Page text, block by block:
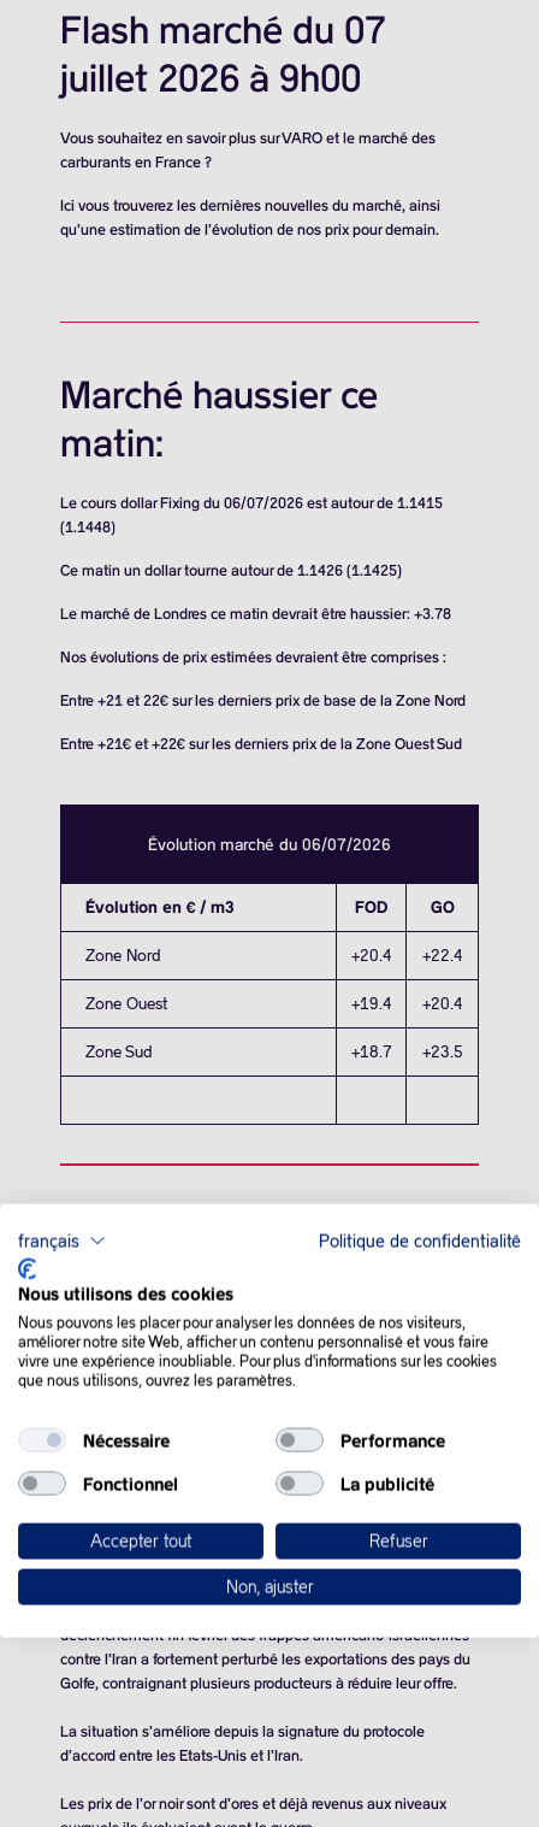
Flash marché du 07
juillet 2026 à 9h00
Vous souhaitez en savoir plus sur VARO et le marché des
carburants en France ?
Ici vous trouverez les dernières nouvelles du marché, ainsi
qu’une estimation de l’évolution de nos prix pour demain.
Marché haussier ce
matin:
Le cours dollar Fixing du 06/07/2026 est autour de 1.1415
(1.1448)
Ce matin un dollar tourne autour de 1.1426 (1.1425)
Le marché de Londres ce matin devrait être haussier: +3.78
Nos évolutions de prix estimées devraient être comprises :
Entre +21 et 22€ sur les derniers prix de base de la Zone Nord
Entre +21€ et +22€ sur les derniers prix de la Zone Ouest Sud
Évolution marché du 06/07/2026
Évolution en € / m3 FOD GO
Zone Nord +20.4 +22.4
Zone Ouest +19.4 +20.4
Zone Sud +18.7 +23.5
QUE SE PASSE-T-IL
DANS LE MONDE :
Les cours du pétrole sont restés calmes lundi, pas surpris par
une nouvelle hausse des quotas de production de l’Opep+ en
plein déblocage progressif de la navigation dans le détroit
L’Arabie Saoudite, la Russie, et cinq autres membres de
l’Organisation des pays exportateurs de pétrole et ses alliés
quotas de production de pétrole, de
188.000 barils par jour
partir d’août.
La quasi-paralysie de ce goulet d’étranglement après le
déclenchement fin février des frappes américano-israéliennes
contre l’Iran a fortement perturbé les exportations des pays du
Golfe, contraignant plusieurs producteurs à réduire leur offre.
La situation s’améliore depuis la signature du protocole
d’accord entre les Etats-Unis et l’Iran.
Les prix de l’or noir sont d’ores et déjà revenus aux niveaux
français Politique de confidentialité
Nous utilisons des cookies
Nous pouvons les placer pour analyser les données de nos visiteurs,
améliorer notre site Web, afficher un contenu personnalisé et vous faire
vivre une expérience inoubliable. Pour plus d'informations sur les cookies
que nous utilisons, ouvrez les paramètres.
Nécessaire Performance
Fonctionnel La publicité
Accepter tout Refuser
Non, ajuster